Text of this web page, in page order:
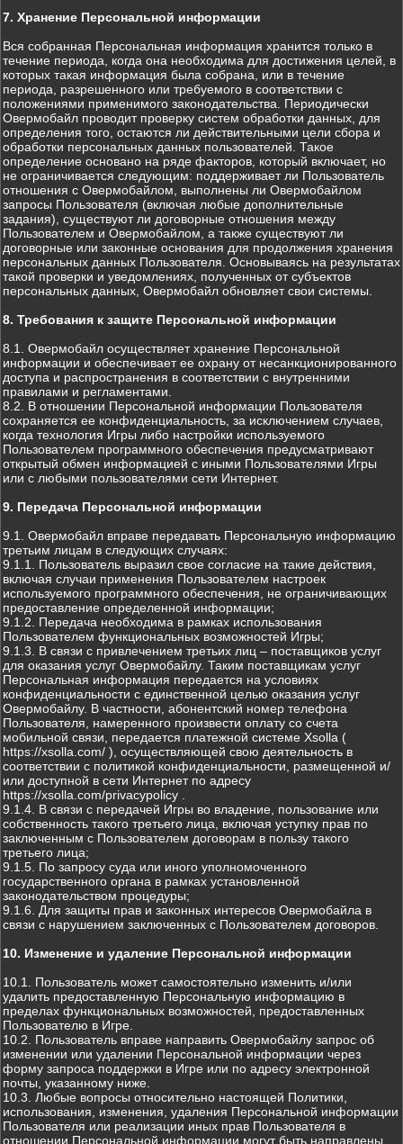
7. Хранение Персональной информации
Вся собранная Персональная информация хранится только в
течение периода, когда она необходима для достижения целей, в
которых такая информация была собрана, или в течение
периода, разрешенного или требуемого в соответствии с
положениями применимого законодательства. Периодически
Овермобайл проводит проверку систем обработки данных, для
определения того, остаются ли действительными цели сбора и
обработки персональных данных пользователей. Такое
определение основано на ряде факторов, который включает, но
не ограничивается следующим: поддерживает ли Пользователь
отношения с Овермобайлом, выполнены ли Овермобайлом
запросы Пользователя (включая любые дополнительные
задания), существуют ли договорные отношения между
Пользователем и Овермобайлом, а также существуют ли
договорные или законные основания для продолжения хранения
персональных данных Пользователя. Основываясь на результатах
такой проверки и уведомлениях, полученных от субъектов
персональных данных, Овермобайл обновляет свои системы.
8. Требования к защите Персональной информации
8.1. Овермобайл осуществляет хранение Персональной
информации и обеспечивает ее охрану от несанкционированного
доступа и распространения в соответствии с внутренними
правилами и регламентами.
8.2. В отношении Персональной информации Пользователя
сохраняется ее конфиденциальность, за исключением случаев,
когда технология Игры либо настройки используемого
Пользователем программного обеспечения предусматривают
открытый обмен информацией с иными Пользователями Игры
или с любыми пользователями сети Интернет.
9. Передача Персональной информации
9.1. Овермобайл вправе передавать Персональную информацию
третьим лицам в следующих случаях:
9.1.1. Пользователь выразил свое согласие на такие действия,
включая случаи применения Пользователем настроек
используемого программного обеспечения, не ограничивающих
предоставление определенной информации;
9.1.2. Передача необходима в рамках использования
Пользователем функциональных возможностей Игры;
9.1.3. В связи с привлечением третьих лиц – поставщиков услуг
для оказания услуг Овермобайлу. Таким поставщикам услуг
Персональная информация передается на условиях
конфиденциальности с единственной целью оказания услуг
Овермобайлу. В частности, абонентский номер телефона
Пользователя, намеренного произвести оплату со счета
мобильной связи, передается платежной системе Xsolla (
https://xsolla.com/ ), осуществляющей свою деятельность в
соответствии с политикой конфиденциальности, размещенной и/
или доступной в сети Интернет по адресу
https://xsolla.com/privacypolicy .
9.1.4. В связи с передачей Игры во владение, пользование или
собственность такого третьего лица, включая уступку прав по
заключенным с Пользователем договорам в пользу такого
третьего лица;
9.1.5. По запросу суда или иного уполномоченного
государственного органа в рамках установленной
законодательством процедуры;
9.1.6. Для защиты прав и законных интересов Овермобайла в
связи с нарушением заключенных с Пользователем договоров.
10. Изменение и удаление Персональной информации
10.1. Пользователь может самостоятельно изменить и/или
удалить предоставленную Персональную информацию в
пределах функциональных возможностей, предоставленных
Пользователю в Игре.
10.2. Пользователь вправе направить Овермобайлу запрос об
изменении или удалении Персональной информации через
форму запроса поддержки в Игре или по адресу электронной
почты, указанному ниже.
10.3. Любые вопросы относительно настоящей Политики,
использования, изменения, удаления Персональной информации
Пользователя или реализации иных прав Пользователя в
отношении Персональной информации могут быть направлены